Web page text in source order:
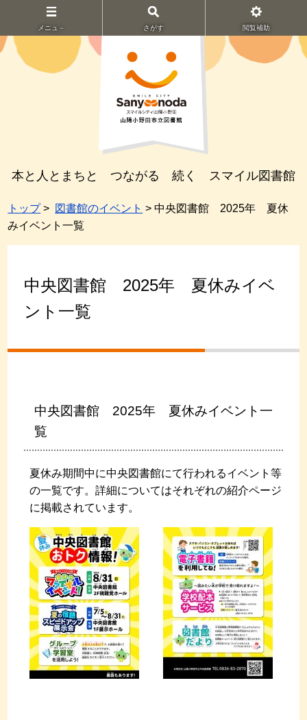
メニュ－ さがす 閲覧補助
本と人とまちと つながる 続く スマイル図書館
トップ> 図書館のイベント > 中央図書館 2025年 夏休
みイベント一覧
中央図書館 2025年 夏休みイベ
ント一覧
中央図書館 2025年 夏休みイベント一
覧
夏休み期間中に中央図書館にて行われるイベント等
の一覧です。詳細についてはそれぞれの紹介ページ
に掲載されています。